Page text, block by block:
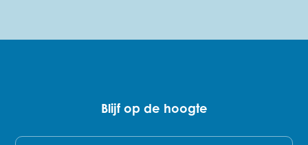
Blijf op de hoogte